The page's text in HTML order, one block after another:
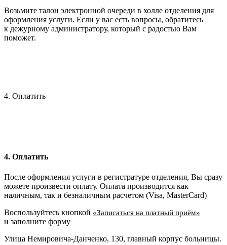
Возьмите талон электронной очереди в холле отделения для
оформления услуги. Если у вас есть вопросы, обратитесь
к дежурному администратору, который с радостью Вам
поможет.
4. Оплатить
4. Оплатить
После оформления услуги в регистратуре отделения, Вы сразу
можете произвести оплату. Оплата производится как
наличным, так и безналичным расчетом (Visa, MasterCard)
Воспользуйтесь кнопкой «Записаться на платный приём»
и заполните форму
Улица Немировича-Данченко, 130, главный корпус больницы.